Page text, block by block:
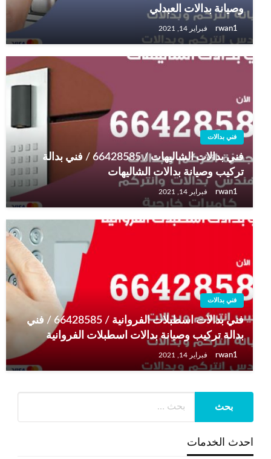
وصيانة بدالات العبدلي
rwan1 فبراير 14, 2021
فني بدالات
فني بدالات الشاليهات / 66428585 / فني بدالة
تركيب وصيانة بدالات الشاليهات
rwan1 فبراير 14, 2021
فني بدالات
فني بدالات اسطبلات الفروانية / 66428585 / فني
بدالة تركيب وصيانة بدالات اسطبلات الفروانية
rwan1 فبراير 14, 2021
احدث الخدمات